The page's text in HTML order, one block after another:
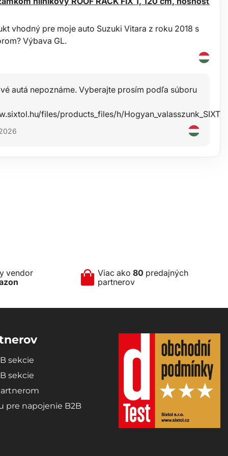
vhodný pre moje auto Suzuki Vitara z roku 2018 s
Výbava GL.
autá nepoznáme. Vyberajte prosím podľa súboru
files/products_files/h/
vendor
Viac ako 80 predajných
partnerov
sekcie
sekcie
pre napojenie B2B